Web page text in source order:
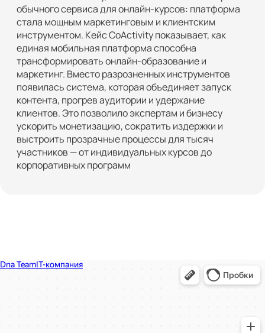
обычного сервиса для онлайн-курсов: платформа
стала мощным маркетинговым и клиентским
инструментом. Кейс CoActivity показывает, как
единая мобильная платформа способна
трансформировать онлайн-образование и
маркетинг. Вместо разрозненных инструментов
появилась система, которая объединяет запуск
контента, прогрев аудитории и удержание
клиентов. Это позволило экспертам и бизнесу
ускорить монетизацию, сократить издержки и
выстроить прозрачные процессы для тысяч
участников — от индивидуальных курсов до
корпоративных программ
Dna Team